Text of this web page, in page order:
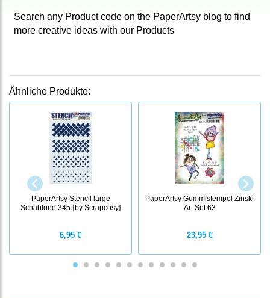
Search any Product code on the PaperArtsy blog to find
more creative ideas with our Products
Ähnliche Produkte:
PaperArtsy Stencil large
Schablone 345 {by Scrapcosy}
6,95 €
PaperArtsy Gummistempel Zinski
Art Set 63
23,95 €